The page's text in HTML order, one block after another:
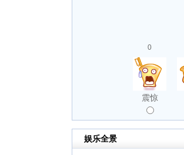
0
震惊